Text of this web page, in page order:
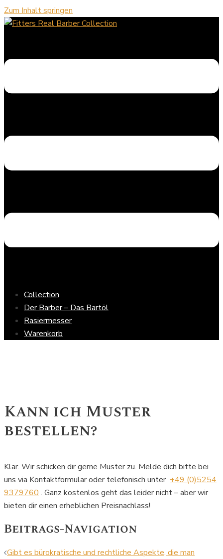
Zum Inhalt springen
Collection
Der Barber – Das Bartöl
Rasiermesser
Warenkorb
Kann ich Muster
bestellen?
Klar. Wir schicken dir gerne Muster zu. Melde dich bitte bei
uns via Kontaktformular oder telefonisch unter +49 (0)5254
9379760 . Ganz kostenlos geht das leider nicht – aber wir
bieten dir einen erheblichen Preisnachlass!
Beitrags-Navigation
Gibt es bürokratische und rechtliche Aspekte, die man